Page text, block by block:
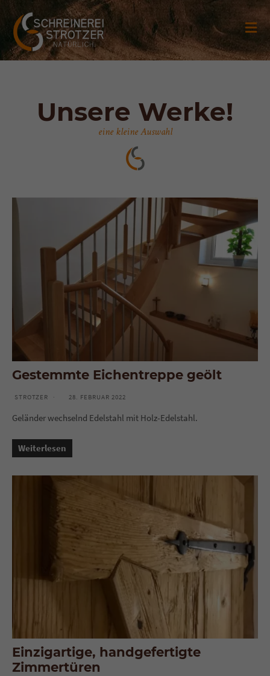
Unsere Werke!
eine kleine Auswahl
Gestemmte Eichentreppe geölt
STROTZER 28. FEBRUAR 2022
Geländer wechselnd Edelstahl mit Holz-Edelstahl.
Weiterlesen
Einzigartige, handgefertigte
Zimmertüren